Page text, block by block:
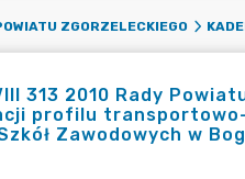
ZGORZELECKIEGO
313 2010 Rady
profilu
Zawodowych w